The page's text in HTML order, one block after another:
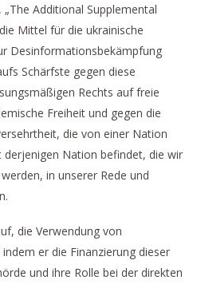
Additional Supplemental
Mittel für die ukrainische
Desinformationsbekämpfung
Schärfste gegen diese
Rechts auf freie
Freiheit und gegen die
die von einer Nation
derjenigen Nation befindet, die wir
in unserer Rede und
die Verwendung von
er die Finanzierung dieser
und ihre Rolle bei der direkten